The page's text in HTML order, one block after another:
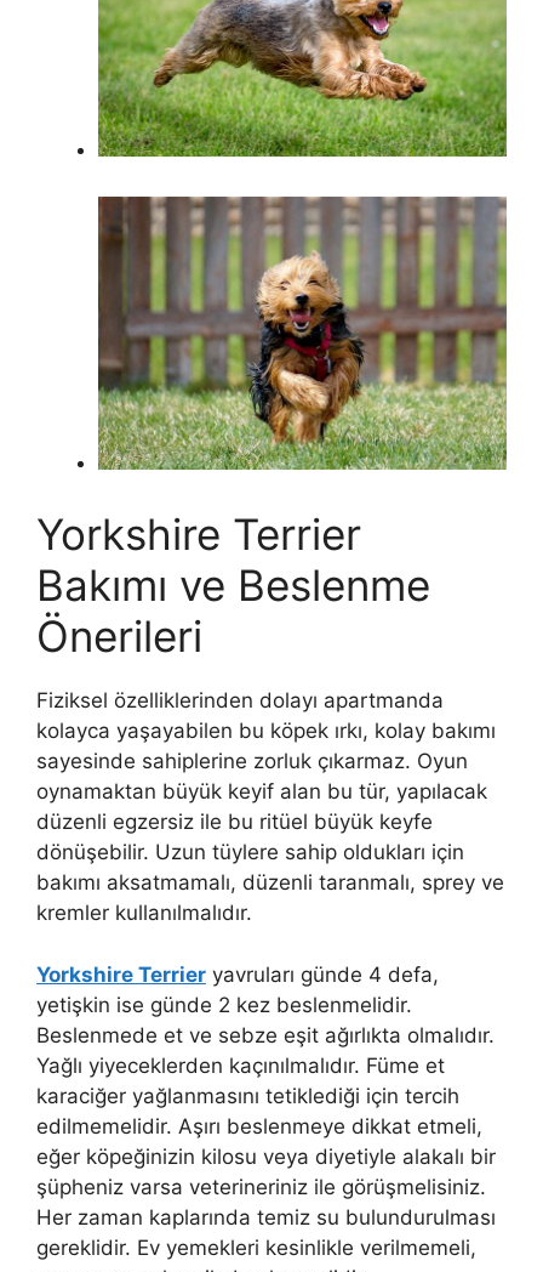
Yorkshire Terrier
Bakımı ve Beslenme
Önerileri
Fiziksel özelliklerinden dolayı apartmanda
kolayca yaşayabilen bu köpek ırkı, kolay bakımı
sayesinde sahiplerine zorluk çıkarmaz. Oyun
oynamaktan büyük keyif alan bu tür, yapılacak
düzenli egzersiz ile bu ritüel büyük keyfe
dönüşebilir. Uzun tüylere sahip oldukları için
bakımı aksatmamalı, düzenli taranmalı, sprey ve
kremler kullanılmalıdır.
Yorkshire Terrier yavruları günde 4 defa,
yetişkin ise günde 2 kez beslenmelidir.
Beslenmede et ve sebze eşit ağırlıkta olmalıdır.
Yağlı yiyeceklerden kaçınılmalıdır. Füme et
karaciğer yağlanmasını tetiklediği için tercih
edilmemelidir. Aşırı beslenmeye dikkat etmeli,
eğer köpeğinizin kilosu veya diyetiyle alakalı bir
şüpheniz varsa veterineriniz ile görüşmelisiniz.
Her zaman kaplarında temiz su bulundurulması
gereklidir. Ev yemekleri kesinlikle verilmemeli,